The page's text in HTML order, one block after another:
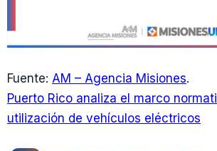
Fuente: AM – Agencia Misiones.
Puerto Rico analiza el marco
utilización de vehículos eléctricos